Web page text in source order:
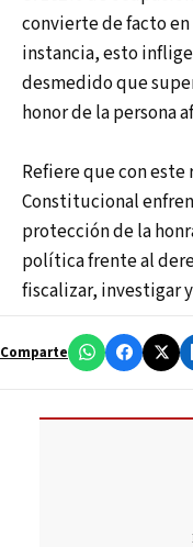
convierte de facto
instancia, esto
desmedido que
honor de la persona
Refiere que con
Constitucional
protección de la
política frente al
fiscalizar, investigar
Comparte